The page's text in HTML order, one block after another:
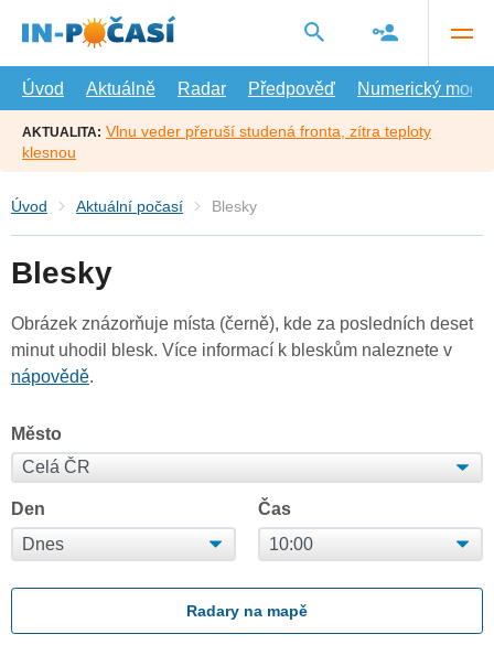
hlavní
Úvod
Aktuálně Radar Předpověď Numerický model
AKTUALITA: Vlnu veder přeruší studená fronta, zítra teploty
klesnou
Úvod Aktuální počasí Blesky
Blesky
Obrázek znázorňuje místa (černě), kde za posledních deset
minut uhodil blesk. Více informací k bleskům naleznete v
nápovědě.
Město
Den Čas
Radary na mapě